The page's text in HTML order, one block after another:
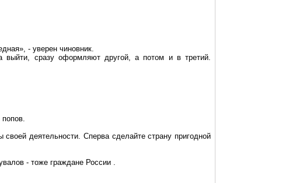
- уверен чиновник.
сразу оформляют другой, а потом и в третий.
своей деятельности. Спервасделайте страну пригодной
- тоже граждане России .